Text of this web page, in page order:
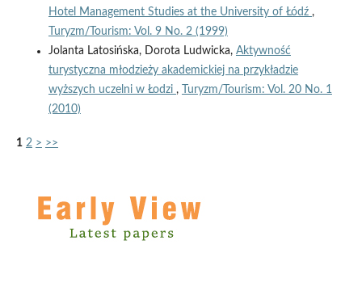
Hotel Management Studies at the University of Łódź ,
Turyzm/Tourism: Vol. 9 No. 2 (1999)
Jolanta Latosińska, Dorota Ludwicka, Aktywność
turystyczna młodzieży akademickiej na przykładzie
wyższych uczelni w Łodzi ,
Turyzm/Tourism: Vol. 20 No. 1
(2010)
1 2 > >>